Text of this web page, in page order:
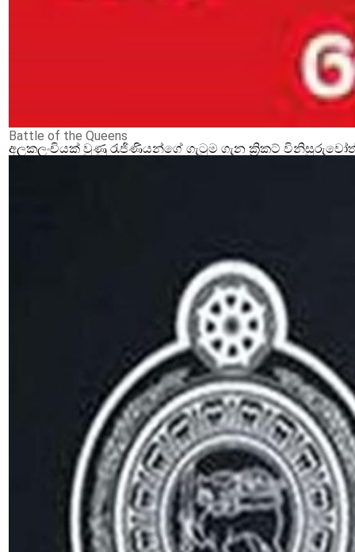
Battle of the Queens‍
අලකලංචියක් වුණු රැජිණියන්ගේ ගැටුම ගැන ක්‍රිකට්